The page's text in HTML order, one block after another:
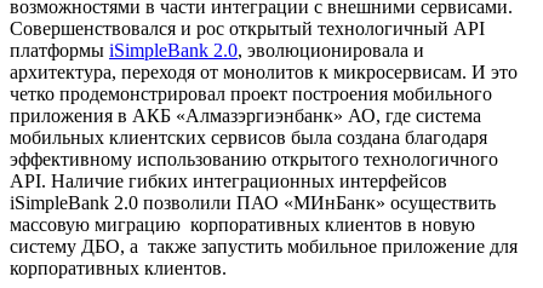
возможностями в части интеграции с внешними сервисами.
Совершенствовался и рос открытый технологичный API
платформы iSimpleBank 2.0, эволюционировала и
архитектура, переходя от монолитов к микросервисам. И это
четко продемонстрировал проект построения мобильного
приложения в АКБ «Алмазэргиэнбанк» АО, где система
мобильных клиентских сервисов была создана благодаря
эффективному использованию открытого технологичного
API. Наличие гибких интеграционных интерфейсов
iSimpleBank 2.0 позволили ПАО «МИнБанк» осуществить
массовую миграцию корпоративных клиентов в новую
систему ДБО, а также запустить мобильное приложение для
корпоративных клиентов.